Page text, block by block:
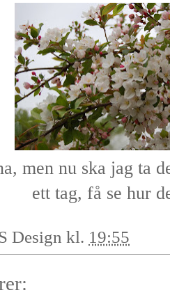
men nu ska jag ta
ett tag, få se hur
Design kl. 19:55